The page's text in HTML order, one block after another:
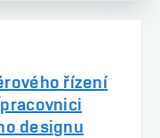
řízení
designu